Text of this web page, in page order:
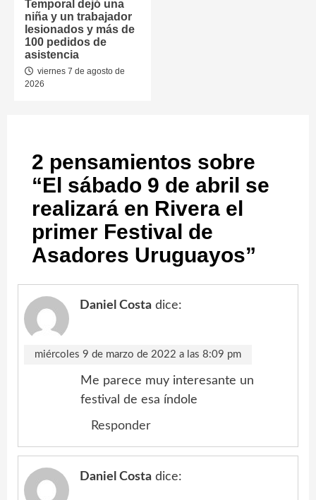
Temporal dejó una
niña y un trabajador
lesionados y más de
100 pedidos de
asistencia
viernes 7 de agosto de
2026
2 pensamientos sobre
“El sábado 9 de abril se
realizará en Rivera el
primer Festival de
Asadores Uruguayos”
Daniel Costa dice:
miércoles 9 de marzo de 2022 a las 8:09 pm
Me parece muy interesante un
festival de esa índole
Responder
Daniel Costa dice: